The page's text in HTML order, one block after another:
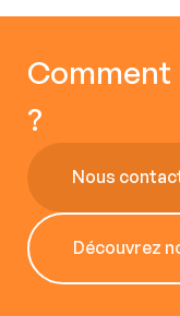
Comment
?
Nous
Découvrez